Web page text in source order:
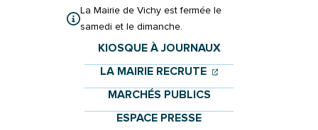
La Mairie de Vichy est fermée le
samedi et le dimanche.
KIOSQUE À JOURNAUX
LA MAIRIE RECRUTE (OUVERTURE
(OUVERTURE
MARCHÉS PUBLICS
ESPACE PRESSE